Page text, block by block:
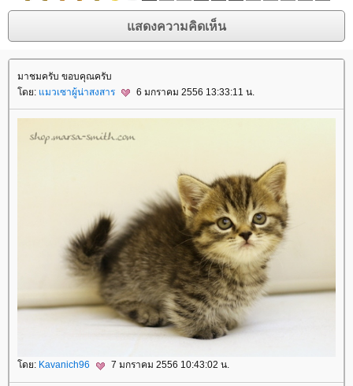
มาชมครับ ขอบคุณครับ
ดย: มวเซาผู้น่าสงสาร 6 มกราคม 2556 13:33:11 น.
ดย: Kavanich96 7 มกราคม 2556 10:43:02 น.